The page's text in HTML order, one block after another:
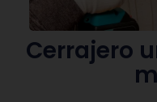
Cerrajero